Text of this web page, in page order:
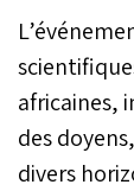
africaines,
des
divers